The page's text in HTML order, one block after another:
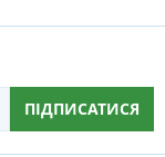
ПІДПИСАТИСЯ